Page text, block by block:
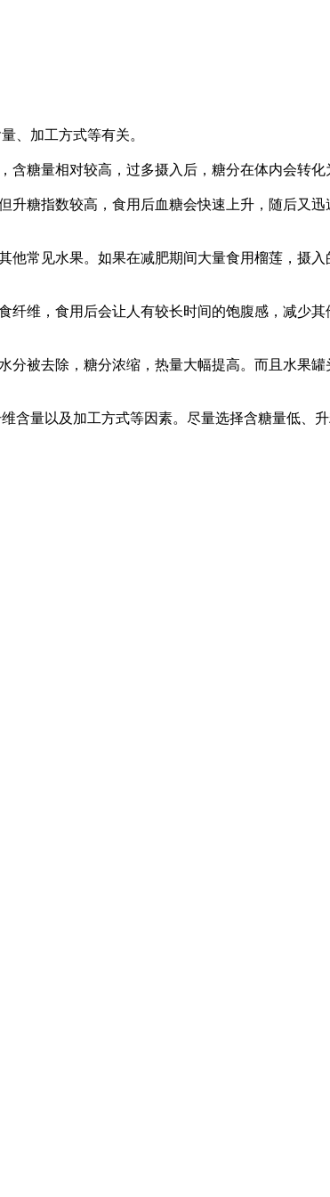
、加工方式等有关。
量相对较高，过多摄入后，糖分在体内会转化
指数较高，食用后血糖会快速上升，随后又迅
常见水果。如果在减肥期间大量食用榴莲，摄
，食用后会让人有较长时间的饱腹感，减少其
去除，糖分浓缩，热量大幅提高。而且水果罐
量以及加工方式等因素。尽量选择含糖量低、升